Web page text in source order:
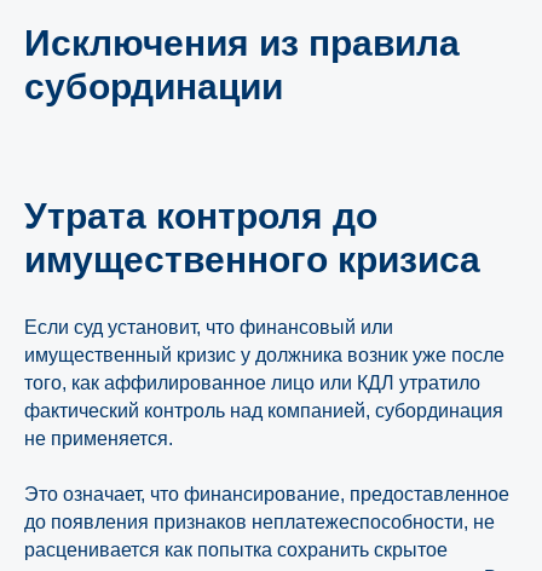
Исключения из правила
субординации
Утрата контроля до
имущественного кризиса
Если суд установит, что финансовый или
имущественный кризис у должника возник уже после
того, как аффилированное лицо или КДЛ утратило
фактический контроль над компанией, субординация
не применяется.
Это означает, что финансирование, предоставленное
до появления признаков неплатежеспособности, не
расценивается как попытка сохранить скрытое